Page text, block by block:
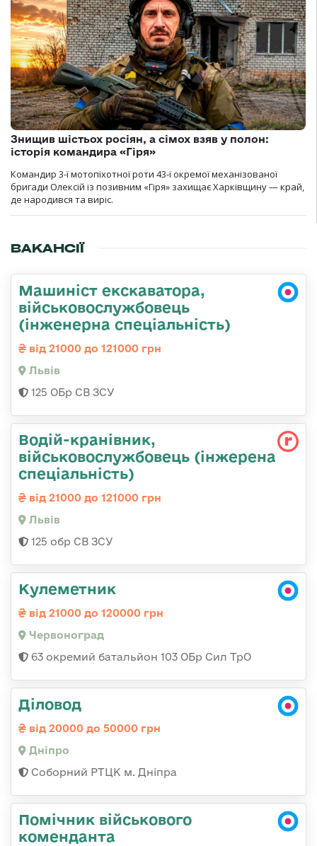
Знищив шістьох росіян, а сімох взяв у полон:
історія командира «Гіря»
Командир 3-ї мотопіхотної роти 43-ї окремої механізованої
бригади Олексій із позивним «Гіря» захищає Харківщину — край,
де народився та виріс.
ВАКАНСІЇ
Машиніст екскаватора,
військовослужбовець
(інженерна спеціальність)
від 21000 до 121000 грн
Львів
125 ОБр СВ ЗСУ
Водій-кранівник,
військовослужбовець (інжерена
спеціальність)
від 21000 до 121000 грн
Львів
125 обр СВ ЗСУ
Кулеметник
від 21000 до 120000 грн
Червоноград
63 окремий батальйон 103 ОБр Сил ТрО
Діловод
від 20000 до 50000 грн
Дніпро
Соборний РТЦК м. Дніпра
Помічник військового
коменданта